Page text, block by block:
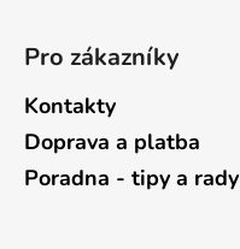
Pro zákazníky
Kontakty
Doprava a platba
Poradna - tipy a rady